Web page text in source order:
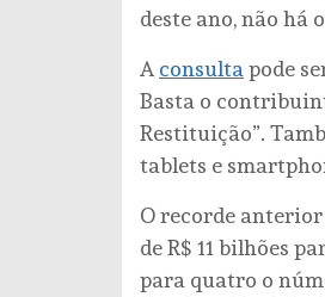
deste ano, não há
A consulta pode
Basta o
Restituição”.
tablets e
O recorde
de R$ 11 bilhões
para quatro o